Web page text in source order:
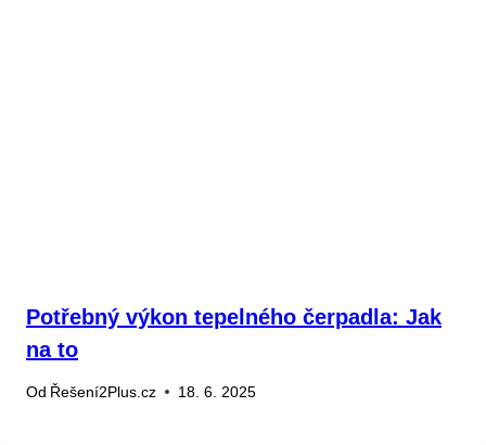
Potřebný výkon tepelného čerpadla: Jak
na to
Od Řešení2Plus.cz 18. 6. 2025